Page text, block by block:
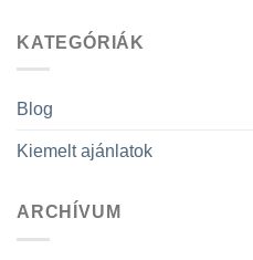
KATEGÓRIÁK
Blog
Kiemelt ajánlatok
ARCHÍVUM